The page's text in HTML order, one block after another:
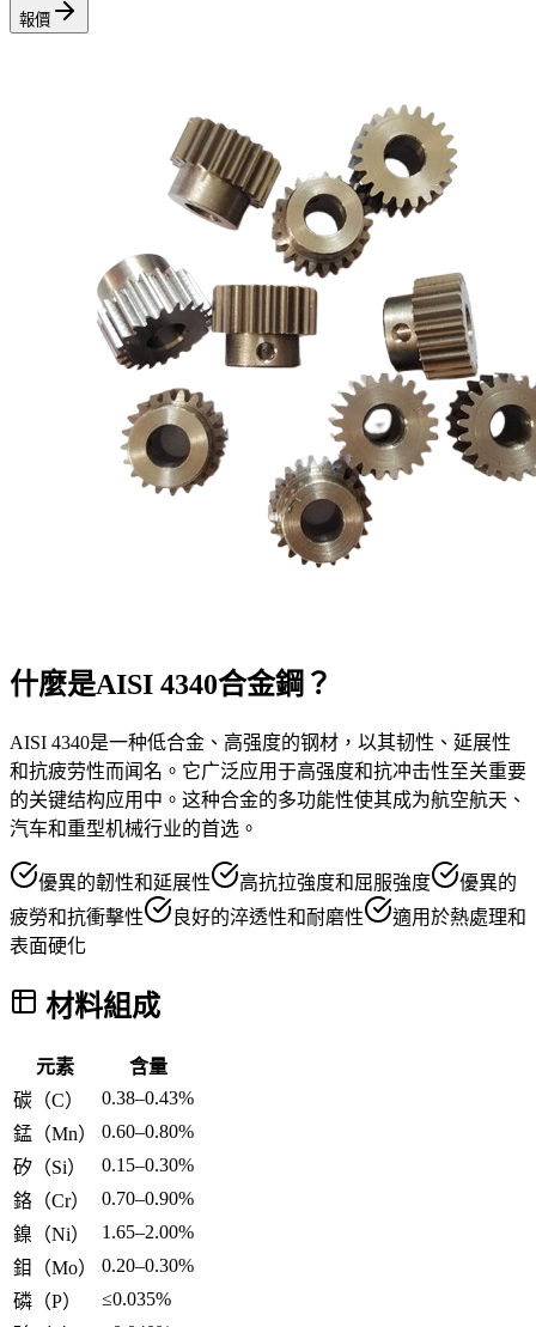
報價
什麼是AISI 4340合金鋼？
AISI 4340是一种低合金、高强度的钢材，以其韧性、延展性
和抗疲劳性而闻名。它广泛应用于高强度和抗冲击性至关重要
的关键结构应用中。这种合金的多功能性使其成为航空航天、
汽车和重型机械行业的首选。
優異的韌性和延展性 高抗拉強度和屈服強度
優異的
疲勞和抗衝擊性
良好的淬透性和耐磨性
適用於熱處理和
表面硬化
材料組成
元素
含量
碳（C）
0.38–0.43%
錳（Mn）
0.60–0.80%
矽（Si）
0.15–0.30%
鉻（Cr）
0.70–0.90%
鎳（Ni）
1.65–2.00%
鉬（Mo）
0.20–0.30%
磷（P）
≤0.035%